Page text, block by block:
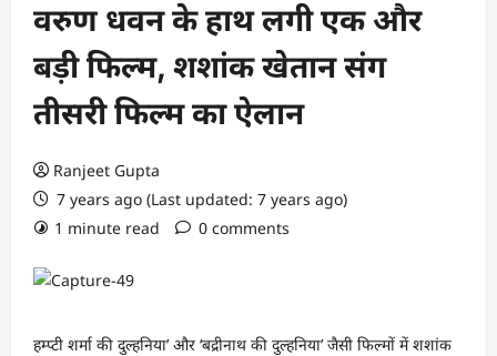
वरुण धवन के हाथ लगी एक और
बड़ी फिल्म, शशांक खेतान संग
तीसरी फिल्म का ऐलान
Ranjeet Gupta
7 years ago (Last updated: 7 years ago)
1 minute read
0 comments
हम्प्टी शर्मा की दुल्हनिया’ और ‘बद्रीनाथ की दुल्हनिया’ जैसी फिल्मों में शशांक